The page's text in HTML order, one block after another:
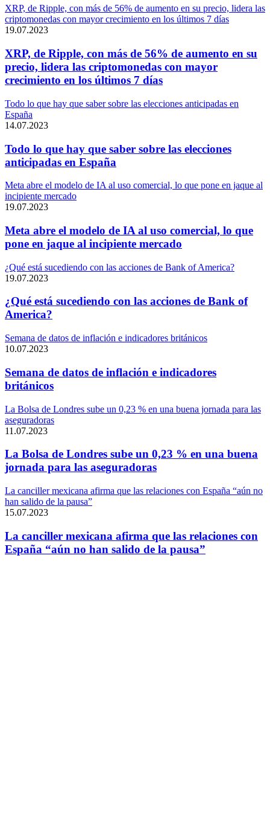
XRP, de Ripple, con más de 56% de aumento en su precio, lidera las
criptomonedas con mayor crecimiento en los últimos 7 días
19.07.2023
XRP, de Ripple, con más de 56% de aumento en su
precio, lidera las criptomonedas con mayor
crecimiento en los últimos 7 días
Todo lo que hay que saber sobre las elecciones anticipadas en
España
14.07.2023
Todo lo que hay que saber sobre las elecciones
anticipadas en España
Meta abre el modelo de IA al uso comercial, lo que pone en jaque al
incipiente mercado
19.07.2023
Meta abre el modelo de IA al uso comercial, lo que
pone en jaque al incipiente mercado
¿Qué está sucediendo con las acciones de Bank of America?
19.07.2023
¿Qué está sucediendo con las acciones de Bank of
America?
Semana de datos de inflación e indicadores británicos
10.07.2023
Semana de datos de inflación e indicadores
británicos
La Bolsa de Londres sube un 0,23 % en una buena jornada para las
aseguradoras
11.07.2023
La Bolsa de Londres sube un 0,23 % en una buena
jornada para las aseguradoras
La canciller mexicana afirma que las relaciones con España “aún no
han salido de la pausa”
15.07.2023
La canciller mexicana afirma que las relaciones con
España “aún no han salido de la pausa”